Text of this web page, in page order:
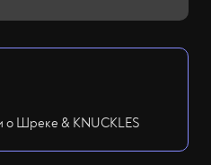
о Шреке & KNUCKLES